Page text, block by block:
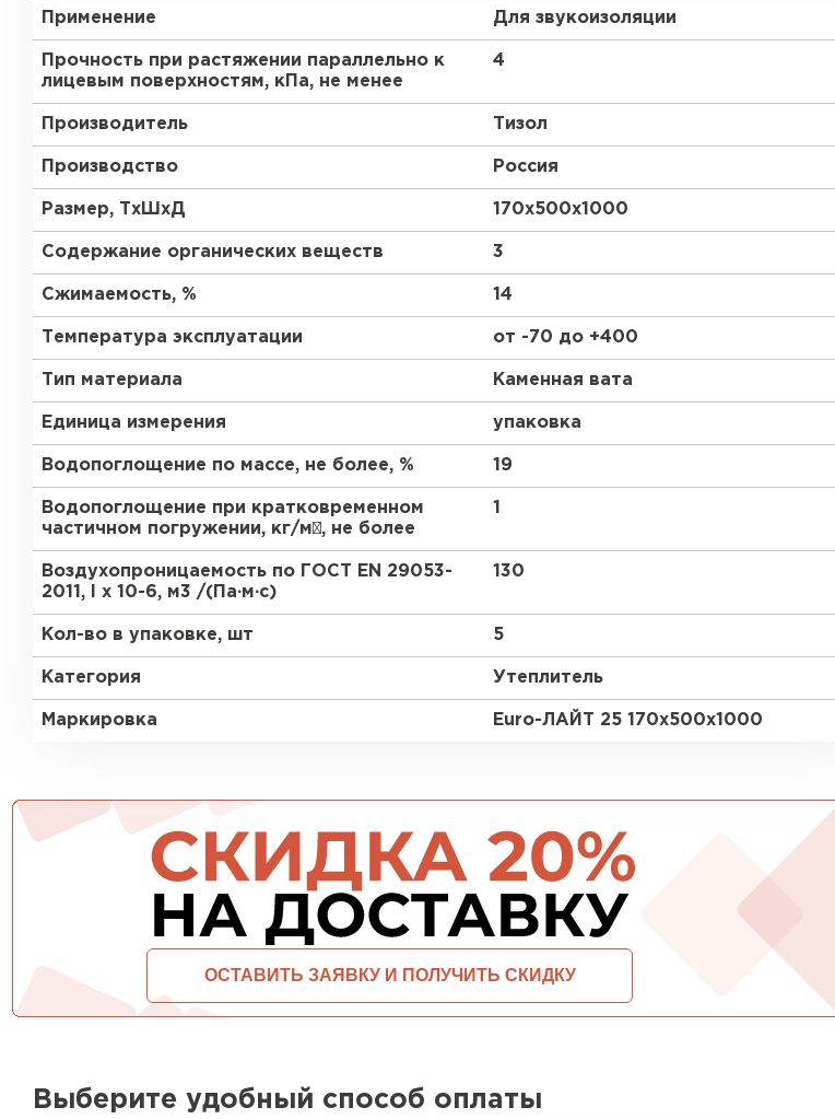
Применение Для звукоизоляции
Прочность при растяжении параллельно к
лицевым поверхностям, кПа, не менее
4
Производитель Тизол
Производство Россия
Размер, ТхШхД 170х500х1000
Содержание органических веществ 3
Сжимаемость, % 14
Температура эксплуатации от -70 до +400
Тип материала Каменная вата
Единица измерения упаковка
Водопоглощение по массе, не более, % 19
Водопоглощение при кратковременном
частичном погружении, кг/м², не более
1
Воздухопроницаемость по ГОСТ EN 29053-
2011, l x 10-6, м3 /(Па∙м∙с)
130
Кол-во в упаковке, шт 5
Категория Утеплитель
Маркировка Euro-ЛАЙТ 25 170х500х1000
ОСТАВИТЬ ЗАЯВКУ И ПОЛУЧИТЬ СКИДКУ
Выберите удобный способ оплаты
Утеплитель Юматекс Термо
ПЕРЕЙТИ
ПЕРЕЙТИ
Утеплитель Baswool
ПЕРЕЙТИ